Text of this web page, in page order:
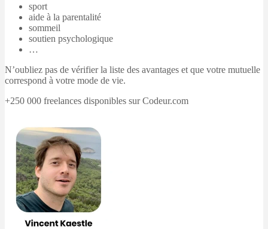
sport
aide à la parentalité
sommeil
soutien psychologique
…
N’oubliez pas de vérifier la liste des avantages et que votre mutuelle
correspond à votre mode de vie.
+250 000 freelances disponibles sur Codeur.com